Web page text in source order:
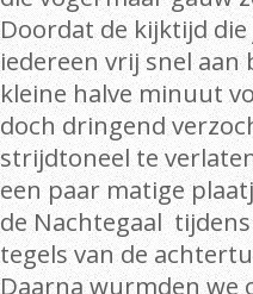
Doordat de kijktijd
iedereen vrij snel aan
kleine halve minuut
doch dringend
strijdtoneel te
een paar matige
de Nachtegaal
tegels van de
Daarna wurmden we